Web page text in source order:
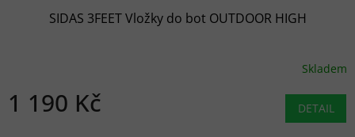
SIDAS 3FEET Vložky do bot OUTDOOR HIGH
Skladem
1 190 Kč DETAIL